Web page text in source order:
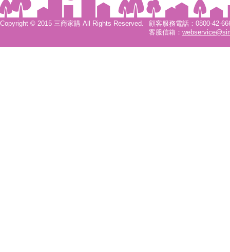
Copyright © 2015 三商家購 All Rights Reserved.
顧客服務電話：0800-42-
客服信箱：